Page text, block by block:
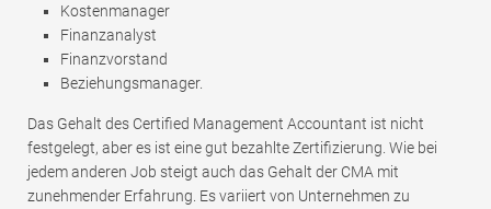
Kostenmanager
Finanzanalyst
Finanzvorstand
Beziehungsmanager.
Das Gehalt des Certified Management Accountant ist nicht
festgelegt, aber es ist eine gut bezahlte Zertifizierung. Wie bei
jedem anderen Job steigt auch das Gehalt der CMA mit
zunehmender Erfahrung. Es variiert von Unternehmen zu